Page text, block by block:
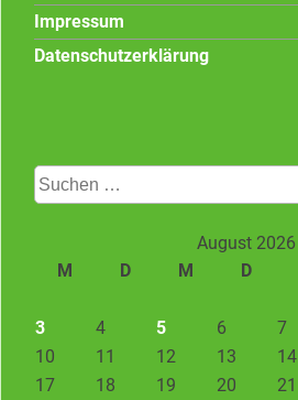
Impressum
Datenschutzerklärung
Suchen
nach:
August 2026
M
D M D
3
4 5 6 7
10
11 12 13 14
17
18 19 20 21